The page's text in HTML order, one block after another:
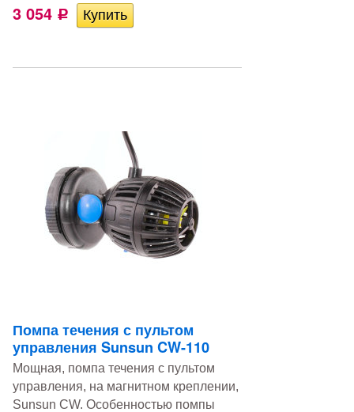
3 054 Р
Помпа течения с пультом
управления Sunsun CW-110
Мощная, помпа течения c пультом
управления, на магнитном креплении,
Sunsun CW. Особенностью помпы